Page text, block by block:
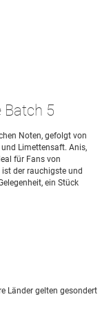
Batch 5
Noten, gefolgt von
Limettensaft. Anis,
für Fans von
ist der rauchigste und
ein Stück
Länder gelten gesondert